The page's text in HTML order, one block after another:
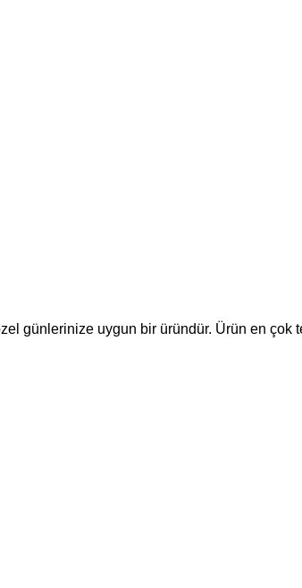
günlerinize uygun bir üründür. Ürün en çok